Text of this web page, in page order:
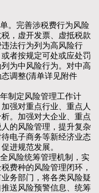
完善涉税费行为风险
，虚开发票、虚抵税款
法行为列为高风险行
者按规定可处或应处罚
为中风险行为。对中高
调整(清单详见附件
制定风险管理工作计
强对重点行业、重点人
。加强对大企业、重点
的风险管理，提升复杂
电子商务等新经济业态
进规范发展。
险统筹管理机制，实
费种的风险管理闭环，
务部门，将各类风险疑
送风险预警信息、统筹